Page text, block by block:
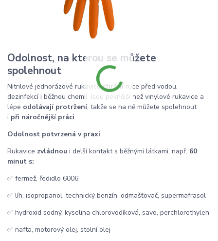
Odolnost, na kterou se můžete
spolehnout
Nitrilové jednorázové rukavicechrání ruce před vodou,
dezinfekcí i běžnou chemií. Jsou pevnější než vinylové rukavice a
lépe odolávají protržení, takže se na ně můžete spolehnout
i při náročnější práci.
Odolnost potvrzená v praxi
Rukavice zvládnou i delší kontakt s běžnými látkami, např. 60
minut s:
✅ fermež, ředidlo 6006
✅ líh, isopropanol, technický benzín, odmašťovač, supermafrasol
✅ hydroxid sodný, kyselina chlorovodíková, savo, perchlorethylen
✅ nafta, motorový olej, stolní olej